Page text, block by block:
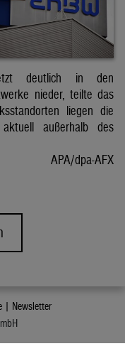
deutlich in den
nieder, teilte das
liegen die
außerhalb des
APA/dpa-AFX
| Newsletter